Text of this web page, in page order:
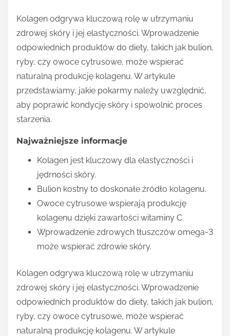
Kolagen odgrywa kluczową rolę w utrzymaniu
zdrowej skóry i jej elastyczności. Wprowadzenie
odpowiednich produktów do diety, takich jak bulion,
ryby, czy owoce cytrusowe, może wspierać
naturalną produkcję kolagenu. W artykule
przedstawiamy, jakie pokarmy należy uwzględnić,
aby poprawić kondycję skóry i spowolnić proces
starzenia.
Najważniejsze informacje
Kolagen jest kluczowy dla elastyczności i
jędrności skóry.
Bulion kostny to doskonałe źródło kolagenu.
Owoce cytrusowe wspierają produkcję
kolagenu dzięki zawartości witaminy C.
Wprowadzenie zdrowych tłuszczów omega-3
może wspierać zdrowie skóry.
Kolagen odgrywa kluczową rolę w utrzymaniu
zdrowej skóry i jej elastyczności. Wprowadzenie
odpowiednich produktów do diety, takich jak bulion,
ryby, czy owoce cytrusowe, może wspierać
naturalną produkcję kolagenu. W artykule